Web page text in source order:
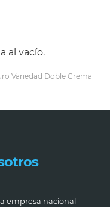
al vacío.
Variedad Doble Crema
empresa nacional